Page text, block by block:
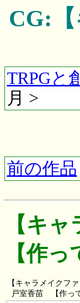
CG:
TRPGと
月 >
前の作品
【キ
【作っ
【キャラメイクフ
戸室香苗 【作っ